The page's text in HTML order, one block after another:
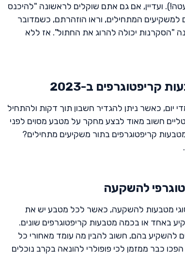
ועדיין, אם גם אתם שוקלים לראשונה "להיכנס
המתחילים, וראו הוזהרתם, כשמדובר
"הסקרנות יכולה להרוג את החתול". אז ללא
יום, כאשר ניתן להגדיר חשבון תוך דקות ולהתחיל
חשוב מאוד לבצע מחקר על מטבע מסוים לפני
קריפטוגרפים בתור משקיעים מתחילים?
להשקעה
מטבעות להשקעה, כאשר לכל מטבע יש את
באחד או בכמה מטבעות קריפטוגרפים שונים.
בהם, חשוב להבין מה עומד מאחורי כל
כבר ממזמן לכי פופולרי להונאה בקרב נוכלים